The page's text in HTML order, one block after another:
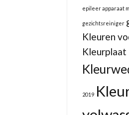
epileer apparaat
gezichtsreiniger
Kleuren
2019